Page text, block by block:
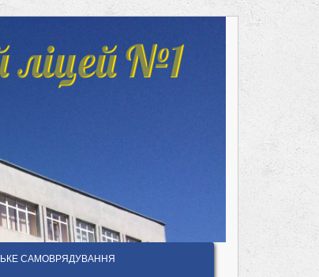
ліцей №1
САМОВРЯДУВАННЯ